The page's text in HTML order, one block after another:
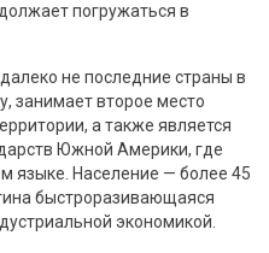
погружаться в
не последние страны в
занимает второе место
а также является
Южной Америки, где
языке. Население — более 45
быстроразивающаяся
экономикой.